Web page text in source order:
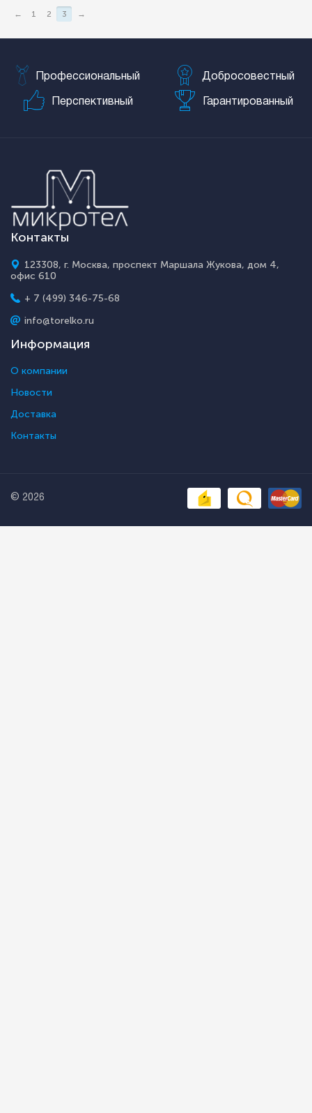
← 1 2 3 →
Профессиональный Добросовестный
Перспективный Гарантированный
Контакты
123308, г. Москва, проспект Маршала Жукова, дом 4,
офис 610
+ 7 (499) 346-75-68
info@torelko.ru
Информация
О компании
Новости
Доставка
Контакты
© 2026